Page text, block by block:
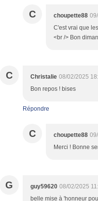
C choupette88
C'est vrai que
<br /> Bon
C Christalie 08/02/2025
Bon repos ! bises
Répondre
C choupette88
Merci ! Bonne
G guy59620 08/02/2025
belle mise à 'honneur